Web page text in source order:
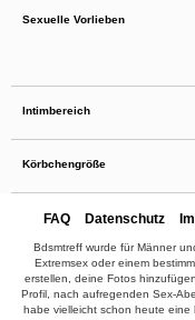
Sexuelle Vorlieben
Intimbereich
Körbchengröße
FAQ Datenschutz
Bdsmtreff wurde für Männer
Extremsex oder einem
erstellen, deine Fotos
Profil, nach aufregenden Sex-
habe vielleicht schon heute eine